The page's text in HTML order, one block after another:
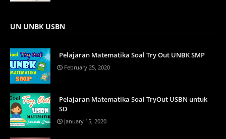
UN UNBK USBN
Pelajaran Matematika Soal Try Out UNBK SMP
February 25, 2020
Pelajaran Matematika Soal TryOut USBN untuk
SD
January 15, 2020